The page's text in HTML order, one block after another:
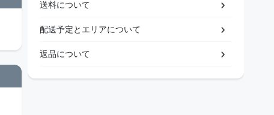
送料について
配送予定とエリアについて
返品について